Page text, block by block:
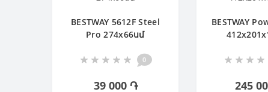
BESTWAY 5612F Steel
Pro 274х66սմ
0
39 000 ֏
BESTWAY
245